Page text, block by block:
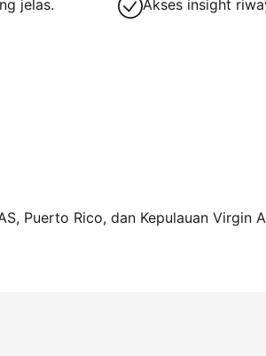
jelas.
Akses insight
Puerto Rico, dan Kepulauan Virgin